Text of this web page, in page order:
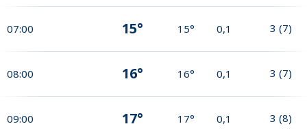
07:00 15° 15° 0,1 3 (7)
08:00 16° 16° 0,1 3 (7)
09:00 17° 17° 0,1 3 (8)